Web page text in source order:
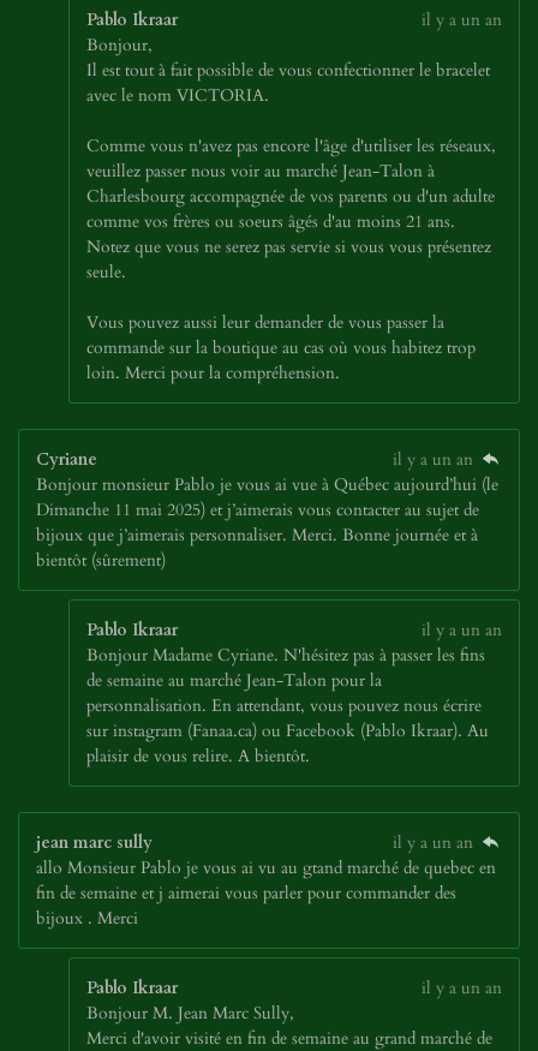
Pablo Ikraar
il y a un an
Bonjour,
Il est tout à fait possible de vous confectionner le bracelet
avec le nom VICTORIA.
Comme vous n'avez pas encore l'âge d'utiliser les réseaux,
veuillez passer nous voir au marché Jean-Talon à
Charlesbourg accompagnée de vos parents ou d'un adulte
comme vos frères ou soeurs âgés d'au moins 21 ans.
Notez que vous ne serez pas servie si vous vous présentez
seule.
Vous pouvez aussi leur demander de vous passer la
commande sur la boutique au cas où vous habitez trop
loin. Merci pour la compréhension.
Cyriane
il y a un an
Bonjour monsieur Pablo je vous ai vue à Québec aujourd’hui (le
Dimanche 11 mai 2025) et j’aimerais vous contacter au sujet de
bijoux que j’aimerais personnaliser. Merci. Bonne journée et à
bientôt (sûrement)
Pablo Ikraar
il y a un an
Bonjour Madame Cyriane. N'hésitez pas à passer les fins
de semaine au marché Jean-Talon pour la
personnalisation. En attendant, vous pouvez nous écrire
sur instagram (Fanaa.ca) ou Facebook (Pablo Ikraar). Au
plaisir de vous relire. A bientôt.
jean marc sully
il y a un an
allo Monsieur Pablo je vous ai vu au gtand marché de quebec en
fin de semaine et j aimerai vous parler pour commander des
bijoux . Merci
Pablo Ikraar
il y a un an
Bonjour M. Jean Marc Sully,
Merci d'avoir visité en fin de semaine au grand marché de